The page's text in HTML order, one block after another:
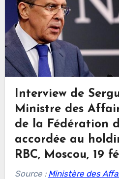
Interview de
Ministre des
de la Fédération
accordée au
RBC, Moscou, 19
Source : Ministère des